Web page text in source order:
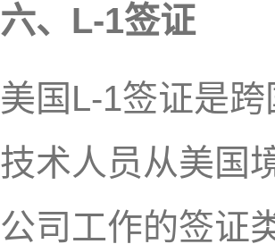
六、L-1签证
美国L-1签证是
技术人员从美国
公司工作的签证